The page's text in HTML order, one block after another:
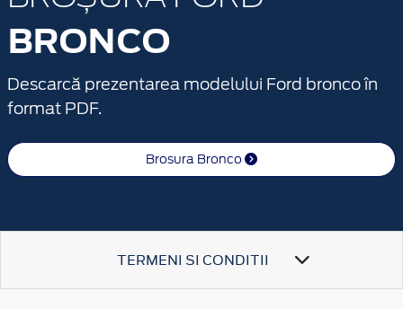
BRONCO
Descarcă prezentarea modelului Ford bronco în
format PDF.
Brosura Bronco
TERMENI SI CONDITII